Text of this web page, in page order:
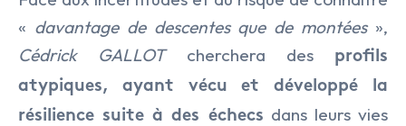
« davantage de descentes que de montées»,
Cédrick GALLOTcherchera des
profils
atypiques, ayant vécu et développé la
résilience suite à des échecs dans leurs vies